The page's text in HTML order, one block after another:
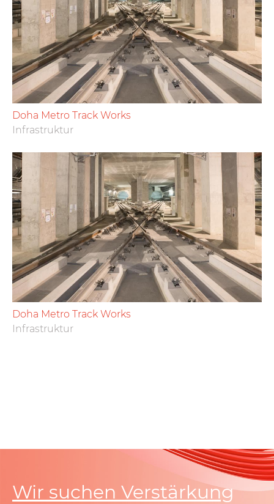
Doha Metro Track Works
Infrastruktur
Doha Metro Track Works
Infrastruktur
Wir suchen Verstärkung